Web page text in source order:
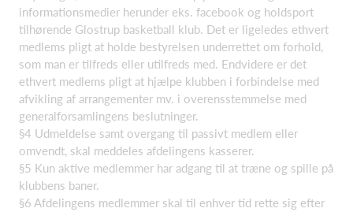
informationsmedier herunder eks. facebook og holdsport
tilhørende Glostrup basketball klub. Det er ligeledes ethvert
medlems pligt at holde bestyrelsen underrettet om forhold,
som man er tilfreds eller utilfreds med. Endvidere er det
ethvert medlems pligt at hjælpe klubben i forbindelse med
afvikling af arrangementer mv. i overensstemmelse med
generalforsamlingens beslutninger.
§4 Udmeldelse samt overgang til passivt medlem eller
omvendt, skal meddeles afdelingens kasserer.
§5 Kun aktive medlemmer har adgang til at træne og spille på
klubbens baner.
§6 Afdelingens medlemmer skal til enhver tid rette sig efter